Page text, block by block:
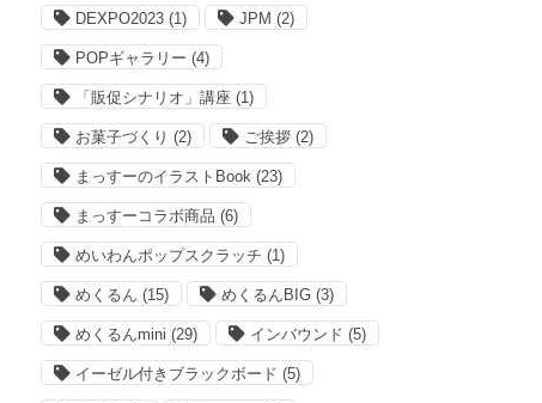
DEXPO2023 (1) JPM (2)
POPギャラリー (4)
「販促シナリオ」講座 (1)
お菓子づくり (2) ご挨拶 (2)
まっすーのイラストBook (23)
まっすーコラボ商品 (6)
めいわんポップスクラッチ (1)
めくるん (15) めくるんBIG (3)
めくるんmini (29) インバウンド (5)
イーゼル付きブラックボード (5)